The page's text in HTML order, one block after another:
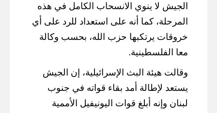
الجيش لا ينوي الانسحاب الكامل في هذه
المرحلة، كما أنه على استعداد للرد على أي
خروقات يرتكبها حزب الله، بحسب وكالة
معا الفلسطينية.
وقالت هيئة البث الإسرائيلية، إن الجيش
يستعد لإطالة أمد بقاء قواته في جنوب
لبنان وإنه أبلغ قوات اليونيفيل الأممية